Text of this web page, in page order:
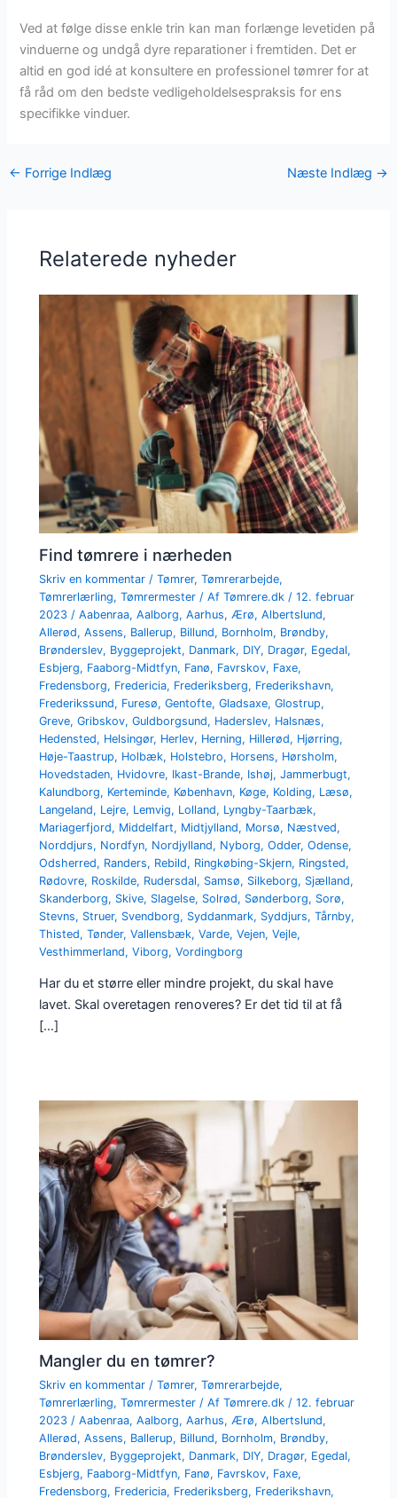
Ved at følge disse enkle trin kan man forlænge levetiden på
vinduerne og undgå dyre reparationer i fremtiden. Det er
altid en god idé at konsultere en professionel tømrer for at
få råd om den bedste vedligeholdelsespraksis for ens
specifikke vinduer.
← Forrige Indlæg Næste Indlæg →
Relaterede nyheder
Find tømrere i nærheden
Skriv en kommentar /Tømrer,Tømrerarbejde,
Tømrerlærling,Tømrermester / AfTømrere.dk/12. februar
2023/Aabenraa,Aalborg,Aarhus,Ærø,Albertslund,
Allerød,Assens, Ballerup, Billund, Bornholm, Brøndby,
Brønderslev, Byggeprojekt, Danmark, DIY, Dragør, Egedal,
Esbjerg, Faaborg-Midtfyn, Fanø, Favrskov, Faxe,
Fredensborg, Fredericia, Frederiksberg, Frederikshavn,
Frederikssund, Furesø,Gentofte,Gladsaxe,Glostrup,
Greve,Gribskov,Guldborgsund, Haderslev, Halsnæs,
Hedensted, Helsingør, Herlev, Herning, Hillerød, Hjørring,
Høje-Taastrup, Holbæk, Holstebro, Horsens, Hørsholm,
Hovedstaden, Hvidovre, Ikast-Brande, Ishøj,Jammerbugt,
Kalundborg, Kerteminde, København, Køge, Kolding, Læsø,
Langeland, Lejre, Lemvig, Lolland, Lyngby-Taarbæk,
Mariagerfjord, Middelfart, Midtjylland, Morsø, Næstved,
Norddjurs, Nordfyn, Nordjylland, Nyborg,Odder,Odense,
Odsherred, Randers, Rebild, Ringkøbing-Skjern, Ringsted,
Rødovre, Roskilde, Rudersdal, Samsø, Silkeborg, Sjælland,
Skanderborg, Skive, Slagelse, Solrød, Sønderborg, Sorø,
Stevns, Struer, Svendborg, Syddanmark, Syddjurs,Tårnby,
Thisted,Tønder,Vallensbæk,Varde,Vejen,Vejle,
Vesthimmerland,Viborg,Vordingborg
Har du et større eller mindre projekt, du skal have
lavet. Skal overetagen renoveres? Er det tid til at få
[…]
Mangler du en tømrer?
Skriv en kommentar /Tømrer,Tømrerarbejde,
Tømrerlærling,Tømrermester / AfTømrere.dk/12. februar
2023/Aabenraa,Aalborg,Aarhus,Ærø,Albertslund,
Allerød,Assens, Ballerup, Billund, Bornholm, Brøndby,
Brønderslev, Byggeprojekt, Danmark, DIY, Dragør, Egedal,
Esbjerg, Faaborg-Midtfyn, Fanø, Favrskov, Faxe,
Fredensborg, Fredericia, Frederiksberg, Frederikshavn,